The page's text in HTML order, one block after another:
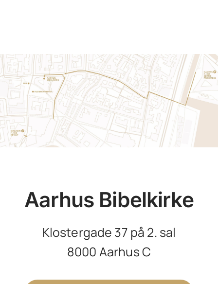
Aarhus Bibelkirke
Klostergade 37 på 2. sal
8000 Aarhus C